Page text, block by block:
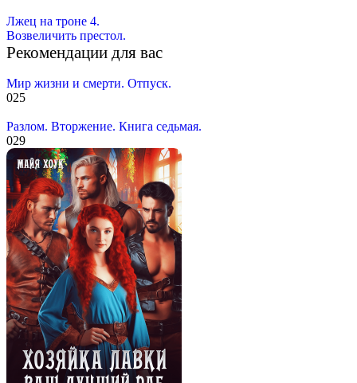
Лжец на троне 4.
Возвеличить престол.
Рекомендации для вас
Мир жизни и смерти. Отпуск.
025
Разлом. Вторжение. Книга седьмая.
029